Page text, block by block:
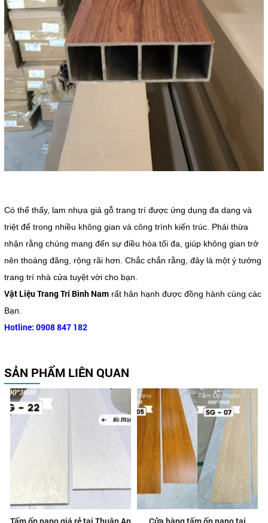
Có thể thấy, lam nhựa giả gỗ trang trí được ứng dụng đa dạng và
triệt để trong nhiều không gian và công trình kiến trúc. Phải thừa
nhận rằng chúng mang đến sự điều hòa tối đa, giúp không gian trở
nên thoáng đãng, rộng rãi hơn. Chắc chắn rằng, đây là một ý tưởng
trang trí nhà cửa tuyệt vời cho bạn.
Vật Liệu Trang Trí Bình Namrất hân hạnh được đồng hành cùng các
Bạn.
Hotline: 0908 847 182
SẢN PHẨM LIÊN QUAN